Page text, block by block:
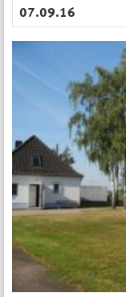
07.09.16